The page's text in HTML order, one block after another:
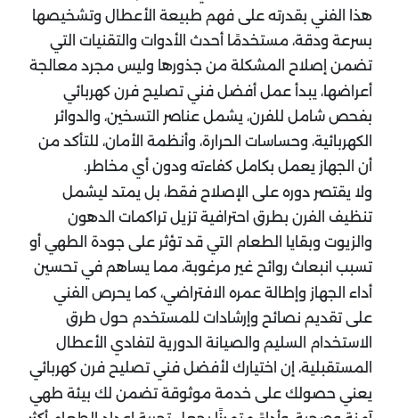
هذا الفني بقدرته على فهم طبيعة الأعطال وتشخيصها
بسرعة ودقة، مستخدمًا أحدث الأدوات والتقنيات التي
تضمن إصلاح المشكلة من جذورها وليس مجرد معالجة
أعراضها، يبدأ عمل أفضل فني تصليح فرن كهربائي
بفحص شامل للفرن، يشمل عناصر التسخين، والدوائر
الكهربائية، وحساسات الحرارة، وأنظمة الأمان، للتأكد من
أن الجهاز يعمل بكامل كفاءته ودون أي مخاطر.
ولا يقتصر دوره على الإصلاح فقط، بل يمتد ليشمل
تنظيف الفرن بطرق احترافية تزيل تراكمات الدهون
والزيوت وبقايا الطعام التي قد تؤثر على جودة الطهي أو
تسبب انبعاث روائح غير مرغوبة، مما يساهم في تحسين
أداء الجهاز وإطالة عمره الافتراضي، كما يحرص الفني
على تقديم نصائح وإرشادات للمستخدم حول طرق
الاستخدام السليم والصيانة الدورية لتفادي الأعطال
المستقبلية، إن اختيارك لأفضل فني تصليح فرن كهربائي
يعني حصولك على خدمة موثوقة تضمن لك بيئة طهي